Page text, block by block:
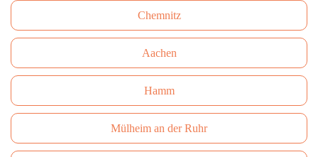
Сhemnitz
Aachen
Hamm
Mülheim an der Ruhr